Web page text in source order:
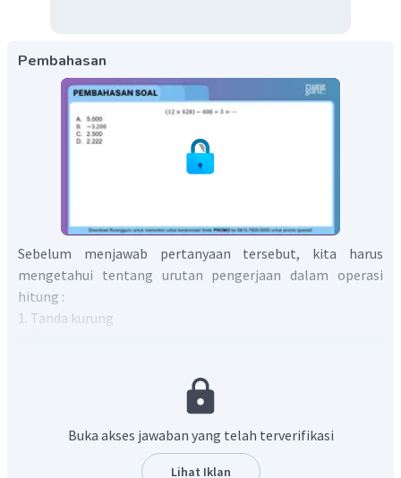
Pembahasan
Sebelum menjawab pertanyaan tersebut, kita harus
mengetahui tentang urutan pengerjaan dalam operasi
hitung :
1. Tanda kurung
Jadi, jawaban yang tepat adalah A.
Buka akses jawaban yang telah terverifikasi
Lihat Iklan